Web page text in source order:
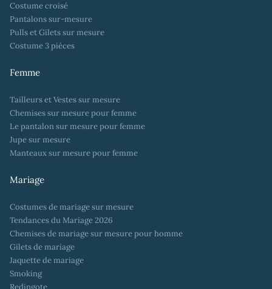
Costume croisé
Pantalons sur-mesure
Pulls et Gilets sur mesure
Costume 3 pièces
Femme
Tailleurs et Vestes sur mesure
Chemises sur mesure pour femme
Le pantalon sur mesure pour femme
Jupe sur mesure
Manteaux sur mesure pour femme
Mariage
Costumes de mariage sur mesure
Tendances du Mariage 2026
Chemises de mariage sur mesure pour homme
Gilets de mariage
Jaquette de mariage
Smoking
Redingote